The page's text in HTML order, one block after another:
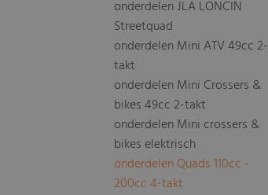
onderdelen JLA LONCIN
Streetquad
onderdelen Mini ATV 49cc 2-
takt
onderdelen Mini Crossers &
bikes 49cc 2-takt
onderdelen Mini crossers &
bikes elektrisch
onderdelen Quads 110cc -
200cc 4-takt